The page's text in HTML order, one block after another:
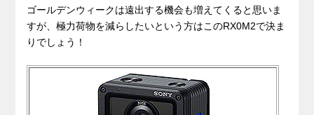
ゴールデンウィークは遠出する機会も増えてくると思いま
すが、極力荷物を減らしたいという方はこのRX0M2で決ま
りでしょう！